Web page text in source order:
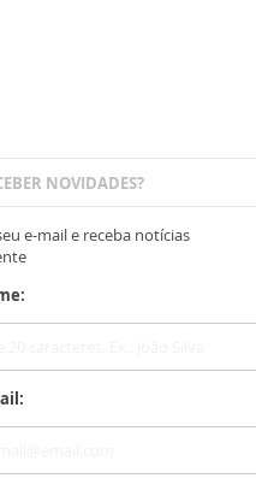
NOVIDADES?
e-mail e receba notícias